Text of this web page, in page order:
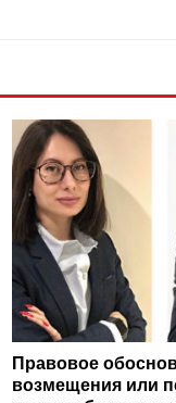
Правовое
возмещения или